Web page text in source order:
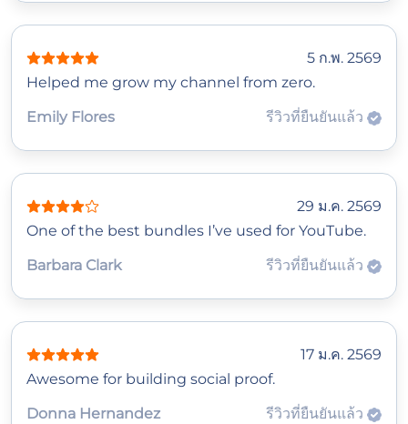
5 ก.พ. 2569
Helped me grow my channel from zero.
Emily Flores
รีวิวที่ยืนยันแล้ว
29 ม.ค. 2569
One of the best bundles I’ve used for YouTube.
Barbara Clark
รีวิวที่ยืนยันแล้ว
17 ม.ค. 2569
Awesome for building social proof.
Donna Hernandez
รีวิวที่ยืนยันแล้ว